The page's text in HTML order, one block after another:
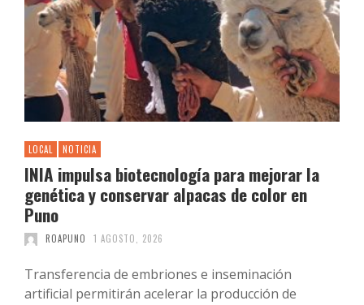
LOCAL NOTICIA
INIA impulsa biotecnología para mejorar la
genética y conservar alpacas de color en
Puno
ROAPUNO 1 AGOSTO, 2026
Transferencia de embriones e inseminación
artificial permitirán acelerar la producción de